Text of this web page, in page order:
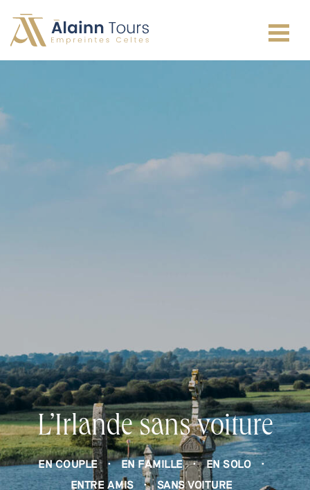
L’Irlande sans voiture
EN COUPLE EN FAMILLE
EN SOLO
ENTRE AMIS
SANS VOITURE